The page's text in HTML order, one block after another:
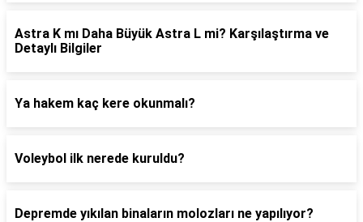
Astra K mı Daha Büyük Astra L mi? Karşılaştırma ve
Detaylı Bilgiler
Ya hakem kaç kere okunmalı?
Voleybol ilk nerede kuruldu?
Depremde yıkılan binaların molozları ne yapılıyor?